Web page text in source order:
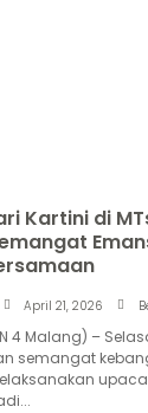
Kartini di
April 21, 2026
4 Malang) –
semangat